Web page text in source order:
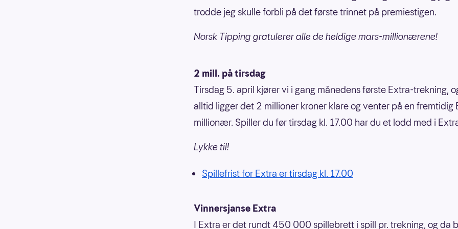
trodde jeg skulle forbli på det første trinnet på premiestigen.
Norsk Tipping gratulerer alle de heldige mars-millionærene!
2 mill. på tirsdag
Tirsdag 5. april kjører vi i gang månedens første Extra-trekning,
alltid ligger det 2 millioner kroner klare og venter på en fremtidig
millionær. Spiller du før tirsdag kl. 17.00 har du et lodd med i
Lykke til!
Spillefrist for Extra er tirsdag kl. 17.00
Vinnersjanse Extra
I Extra er det rundt 450 000 spillebrett i spill pr. trekning, og da